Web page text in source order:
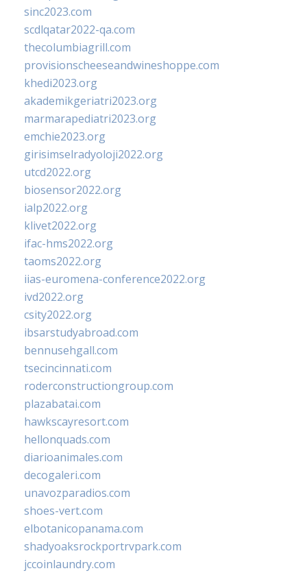
sinc2023.com
scdlqatar2022-qa.com
thecolumbiagrill.com
provisionscheeseandwineshoppe.com
khedi2023.org
akademikgeriatri2023.org
marmarapediatri2023.org
emchie2023.org
girisimselradyoloji2022.org
utcd2022.org
biosensor2022.org
ialp2022.org
klivet2022.org
ifac-hms2022.org
taoms2022.org
iias-euromena-conference2022.org
ivd2022.org
csity2022.org
ibsarstudyabroad.com
bennusehgall.com
tsecincinnati.com
roderconstructiongroup.com
plazabatai.com
hawkscayresort.com
hellonquads.com
diarioanimales.com
decogaleri.com
unavozparadios.com
shoes-vert.com
elbotanicopanama.com
shadyoaksrockportrvpark.com
jccoinlaundry.com